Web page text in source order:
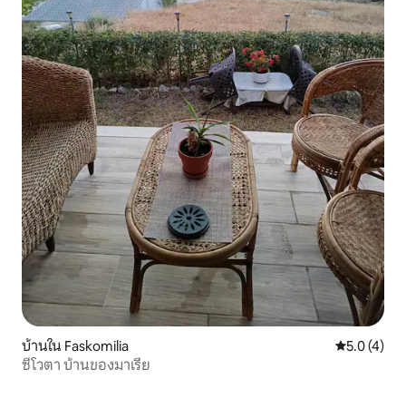
บ้านใน Faskomilia คะแนนเฉลี่
5.0 (4)
ซีโวตา บ้านของมาเรีย